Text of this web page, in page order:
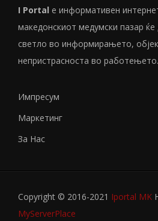
I Portal е информативен
македонскиот медумски пазар
светло во информирањето,
непристрасноста во
Импресум
Маркетинг
За Нас
Copyright © 2016-2021 Iportal MK
MyServerPlace